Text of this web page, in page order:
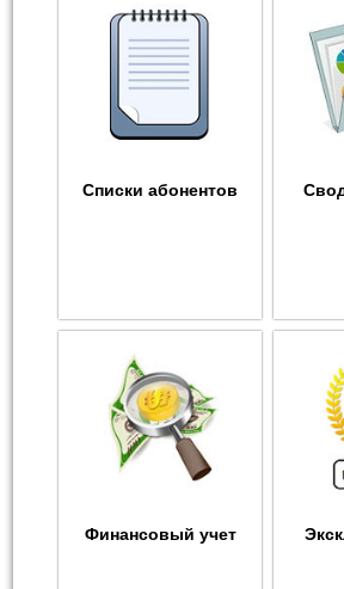
Списки абонентов
Финансовый учет